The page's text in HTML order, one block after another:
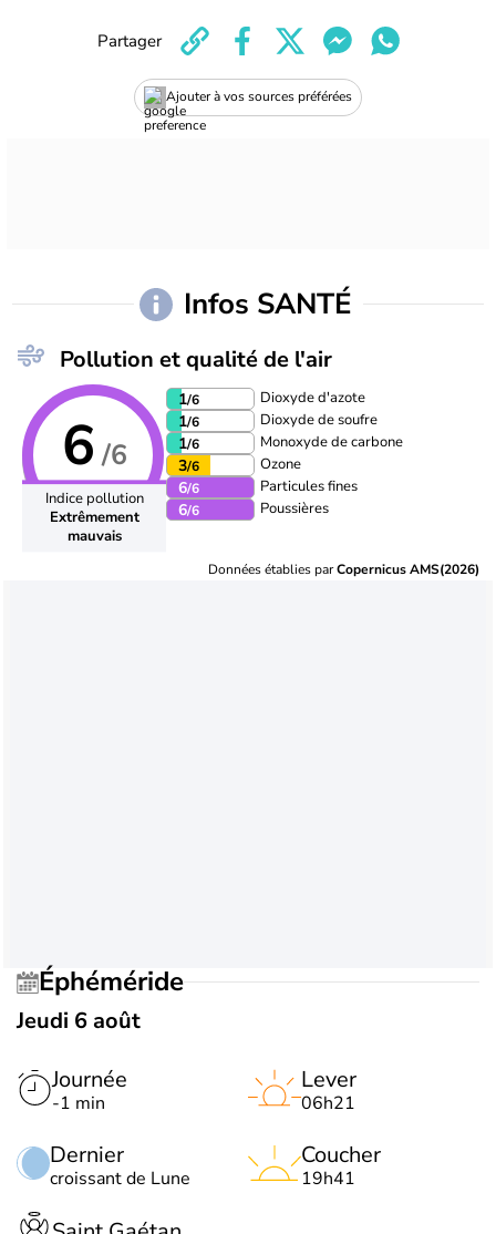
Ajouter à vos sources préférées
Partager
Infos SANTÉ
Pollution et qualité de l'air
6 /6
Indice pollution
Extrêmement
mauvais
1/6 Dioxyde d'azote
1/6 Dioxyde de soufre
1/6 Monoxyde de carbone
3/6 Ozone
6/6 Particules fines
6/6 Poussières
Données établies parCopernicus AMS(2026)
Éphéméride
Jeudi 6 août
Journée
-1 min
Dernier
croissant de Lune
Lever
06h21
Coucher
19h41